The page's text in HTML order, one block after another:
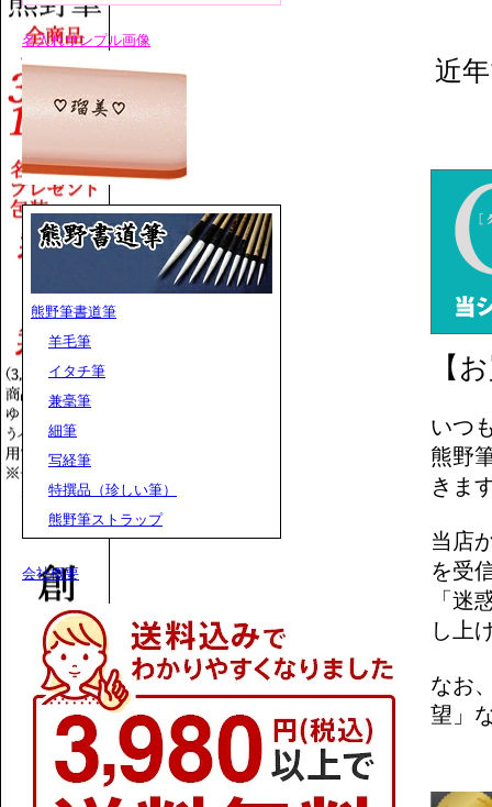
名入れサンプル画像
熊野筆書道筆
羊毛筆
イタチ筆
兼毫筆
細筆
写経筆
特撰品（珍しい筆）
熊野筆ストラップ
会社概要
近
【
いつ
熊野
きま
当店
を受
「迷
し上
なお
望」